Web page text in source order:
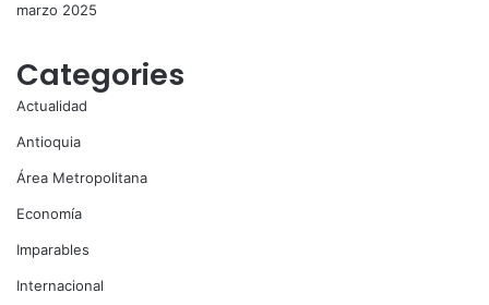
marzo 2025
Categories
Actualidad
Antioquia
Área Metropolitana
Economía
Imparables
Internacional